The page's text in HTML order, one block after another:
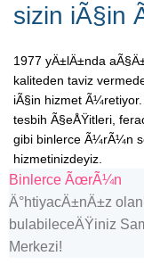
sizin iÃ§in
1977 yÄ±lÄ±nda
kaliteden taviz
iÃ§in hizmet
tesbih Ã§eÅŸitleri,
gibi binlerce Ã¼rÃ¼n
hizmetinizdeyiz.
Binlerce ÃœrÃ¼n
Ä°htiyacÄ±nÄ±z
bulabileceÄŸiniz
Merkezi!